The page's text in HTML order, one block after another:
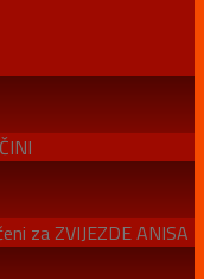
za ZVIJEZDE ANISA